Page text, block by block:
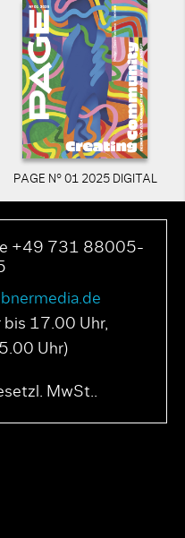
PAGE N° 01 2025 DIGITAL
+49 731 88005-
bis 17.00 Uhr,
Uhr)
MwSt..